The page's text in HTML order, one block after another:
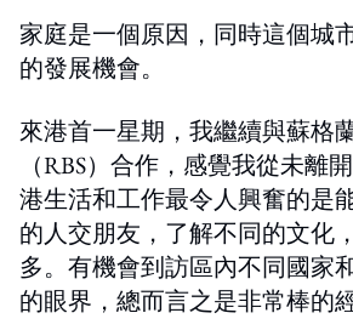
家庭是一個原因，同時這個城
的發展機會。
來港首一星期，我繼續與蘇格
（RBS）合作，感覺我從未離
港生活和工作最令人興奮的是
的人交朋友，了解不同的文化
多。有機會到訪區內不同國家
的眼界，總而言之是非常棒的經